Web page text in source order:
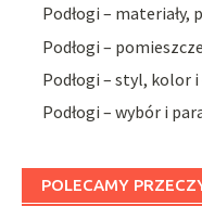
Podłogi –
Podłogi –
Podłogi – styl, kolor
Podłogi – wybór i
POLECAMY